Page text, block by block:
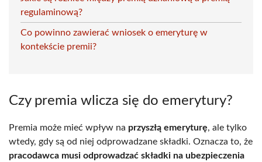
regulaminową?
Co powinno zawierać wniosek o emeryturę w
kontekście premii?
Czy premia wlicza się do emerytury?
Premia może mieć wpływ na przyszłą emeryturę, ale tylko
wtedy, gdy są od niej odprowadzane składki. Oznacza to, że
pracodawca musi odprowadzać składki na ubezpieczenia